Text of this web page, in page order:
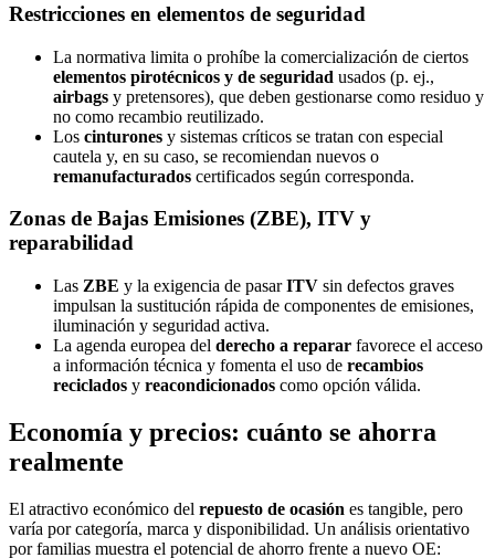
Restricciones en elementos de seguridad
La normativa limita o prohíbe la comercialización de ciertos
elementos pirotécnicos y de seguridad usados (p. ej.,
airbags y pretensores), que deben gestionarse como residuo y
no como recambio reutilizado.
Los cinturones y sistemas críticos se tratan con especial
cautela y, en su caso, se recomiendan nuevos o
remanufacturados certificados según corresponda.
Zonas de Bajas Emisiones (ZBE), ITV y
reparabilidad
Las ZBE y la exigencia de pasarITV sin defectos graves
impulsan la sustitución rápida de componentes de emisiones,
iluminación y seguridad activa.
La agenda europea del derecho a reparar favorece el acceso
a información técnica y fomenta el uso de recambios
reciclados y reacondicionados como opción válida.
Economía y precios: cuánto se ahorra
realmente
El atractivo económico del repuesto de ocasión es tangible, pero
varía por categoría, marca y disponibilidad. Un análisis orientativo
por familias muestra el potencial de ahorro frente a nuevo OE: